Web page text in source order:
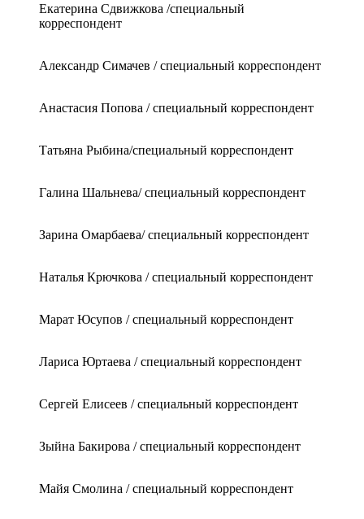
Екатерина Сдвижкова /специальный
корреспондент
Александр Симачев / специальный корреспондент
Анастасия Попова / специальный корреспондент
Татьяна Рыбина/специальный корреспондент
Галина Шальнева/ специальный корреспондент
Зарина Омарбаева/ специальный корреспондент
Наталья Крючкова / специальный корреспондент
Марат Юсупов / специальный корреспондент
Лариса Юртаева / специальный корреспондент
Сергей Елисеев / специальный корреспондент
Зыйна Бакирова / специальный корреспондент
Майя Смолина / специальный корреспондент